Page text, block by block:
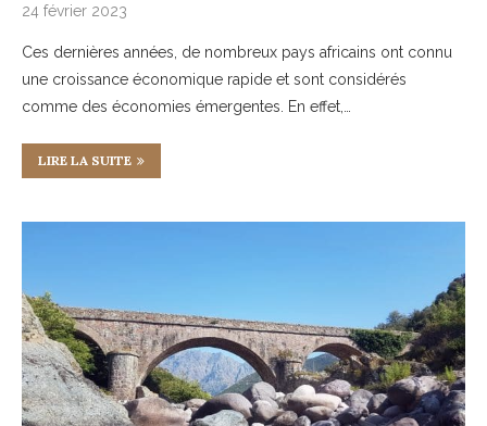
24 février 2023
Ces dernières années, de nombreux pays africains ont connu
une croissance économique rapide et sont considérés
comme des économies émergentes. En effet,…
LIRE LA SUITE